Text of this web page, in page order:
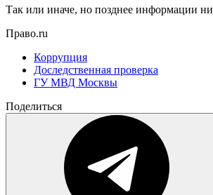
Так или иначе, но позднее информации
Право.ru
Коррупция
Доследственная проверка
ГУ МВД Москвы
Поделиться